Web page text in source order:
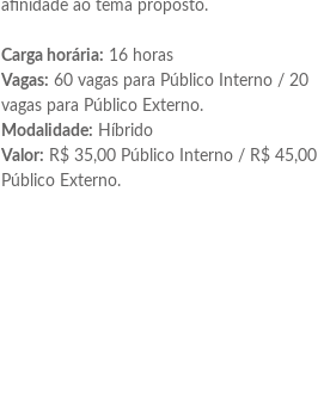
afinidade ao tema proposto.
Carga horária: 16 horas
Vagas: 60 vagas para Público Interno / 20
vagas para Público Externo.
Modalidade: Híbrido
Valor: R$ 35,00 Público Interno / R$ 45,00
Público Externo.